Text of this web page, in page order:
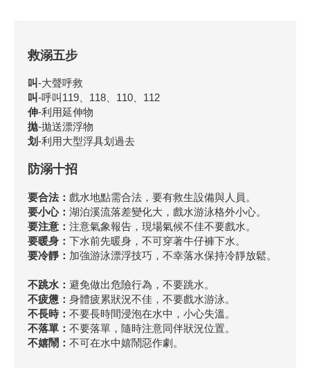
救溺五步
叫-大聲呼救
叫-呼叫119、118、110、112
伸-利用延伸物
拋-拋送漂浮物
划-利用大型浮具划過去
防溺十招
要合法： 戲水地點需合法，要有救生設備與人員。
要小心： 湖泊溪流落差變化大，戲水游泳格外小心。
要注意： 注意氣象報告，現場氣候不佳不要戲水。
要暖身： 下水前先暖身，不可穿著牛仔褲下水。
要冷靜： 加強游泳漂浮技巧，不幸落水保持冷靜放鬆。
不跳水： 避免做出危險行為，不要跳水。
不疲憊： 身體疲累狀況不佳，不要戲水游泳。
不長時： 不要長時間浸泡在水中，小心失溫。
不落單： 不要落單，隨時注意同伴狀況位置。
不嬉鬧： 不可在水中嬉鬧惡作劇。